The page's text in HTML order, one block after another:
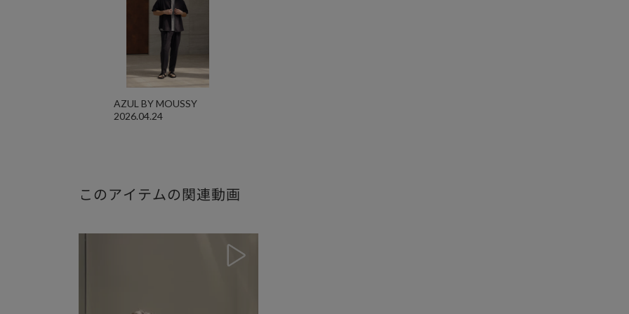
2026.04.24
AZUL BY MOUSSY
このアイテムの関連動画